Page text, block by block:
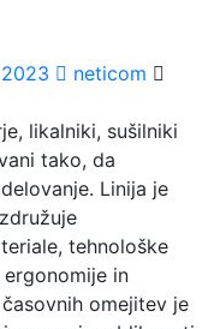
neticom
likalniki, sušilniki
tako, da
Linija je
tehnološke
in
omejitev je